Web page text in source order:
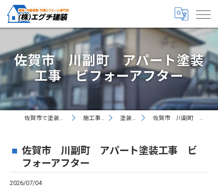
佐賀市 川副町 アパート塗装
工事 ビフォーアフター
佐賀市で塗装なら丁寧な株式会社エグチ建装 施工事例 お客様の声 塗装現場レポート 佐賀市 川副町 アパート塗装工事 ビフォーアフター
佐賀市 川副町 アパート塗装工事 ビ
フォーアフター
2026/07/04